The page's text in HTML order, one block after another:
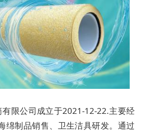
限公司成立于2021-12-22.主要经
绵制品销售、卫生洁具研发。通过